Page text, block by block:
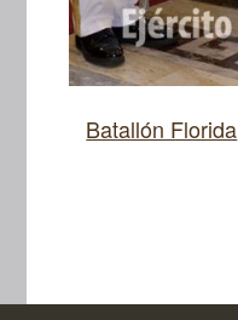
Batallón Florida